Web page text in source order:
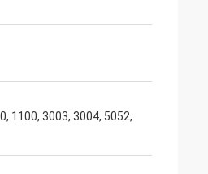
1100, 3003, 3004, 5052,